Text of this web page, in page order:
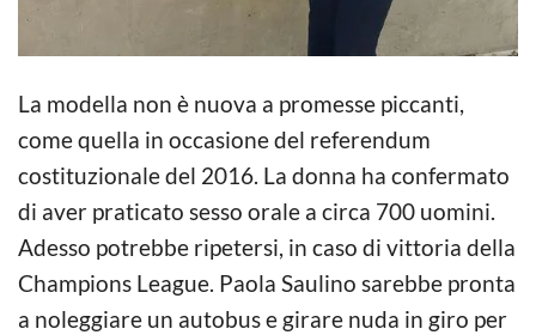
La modella non è nuova a promesse piccanti,
come quella in occasione del referendum
costituzionale del 2016. La donna ha confermato
di aver praticato sesso orale a circa 700 uomini.
Adesso potrebbe ripetersi, in caso di vittoria della
Champions League. Paola Saulino sarebbe pronta
a noleggiare un autobus e girare nuda in giro per